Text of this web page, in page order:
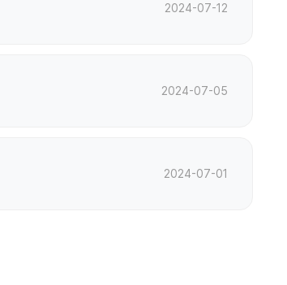
2024-07-12
2024-07-05
2024-07-01